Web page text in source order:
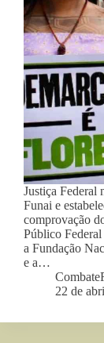
Justiça Federal
Funai e
comprovação
Público
a Fundação
e a…
22 de